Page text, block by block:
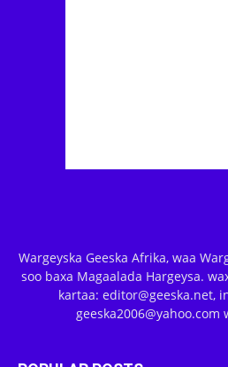
Wargeyska Geeska Afrika, waa
soo baxa Magaalada Hargeysa.
kartaa: editor@geeska.net,
geeska2006@yahoo.com